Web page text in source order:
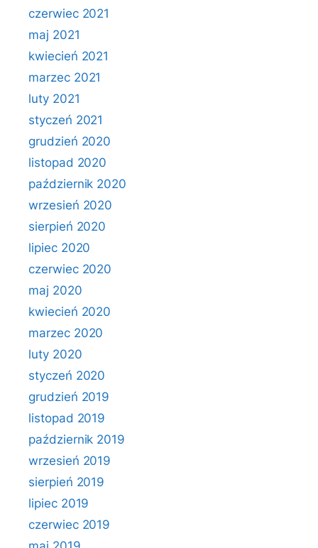
czerwiec 2021
maj 2021
kwiecień 2021
marzec 2021
luty 2021
styczeń 2021
grudzień 2020
listopad 2020
październik 2020
wrzesień 2020
sierpień 2020
lipiec 2020
czerwiec 2020
maj 2020
kwiecień 2020
marzec 2020
luty 2020
styczeń 2020
grudzień 2019
listopad 2019
październik 2019
wrzesień 2019
sierpień 2019
lipiec 2019
czerwiec 2019